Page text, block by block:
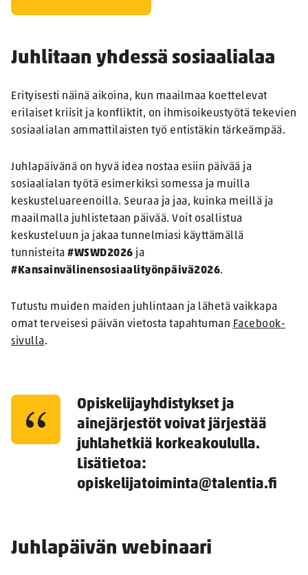
Juhlitaan yhdessä sosiaalialaa
Erityisesti näinä aikoina, kun maailmaa koettelevat
erilaiset kriisit ja konfliktit, on ihmisoikeustyötä tekevien
sosiaalialan ammattilaisten työ entistäkin tärkeämpää.
Juhlapäivänä on hyvä idea nostaa esiin päivää ja
sosiaalialan työtä esimerkiksi somessa ja muilla
keskusteluareenoilla. Seuraa ja jaa, kuinka meillä ja
maailmalla juhlistetaan päivää. Voit osallistua
keskusteluun ja jakaa tunnelmiasi käyttämällä
tunnisteita #WSWD2026 ja
#Kansainvälinensosiaalityönpäivä2026.
Tutustu muiden maiden juhlintaan ja lähetä vaikkapa
omat terveisesi päivän vietosta tapahtuman Facebook-
sivulla.
Opiskelijayhdistykset ja
ainejärjestöt voivat järjestää
juhlahetkiä korkeakoululla.
Lisätietoa:
opiskelijatoiminta@talentia.fi
Juhlapäivän webinaari